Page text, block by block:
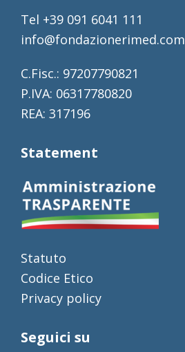
Tel +39 091 6041 111
info@fondazionerimed.com
C.Fisc.: 97207790821
P.IVA: 06317780820
REA: 317196
Statement
Statuto
Codice Etico
Privacy policy
Seguici su